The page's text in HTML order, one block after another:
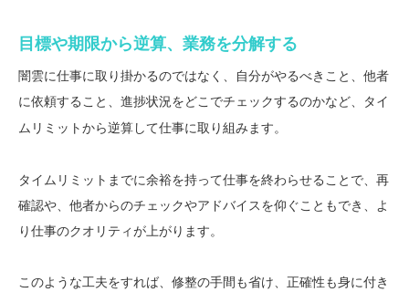
目標や期限から逆算、業務を分解する
闇雲に仕事に取り掛かるのではなく、自分がやるべきこと、他者
に依頼すること、進捗状況をどこでチェックするのかなど、
タイ
ムリミットから逆算 して仕事に取り組みます。
タイムリミットまでに余裕を持って仕事を終わらせることで、再
確認や、他者からのチェックやアドバイスを仰ぐこともでき、よ
り仕事のクオリティが上がります。
このような工夫をすれば、修整の手間も省け、正確性も身に付き